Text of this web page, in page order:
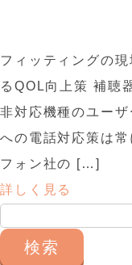
フィッティングの
るQOL向上策 補聴
非対応機種のユー
への電話対応策は
フォン社の […]
詳しく見る
索: